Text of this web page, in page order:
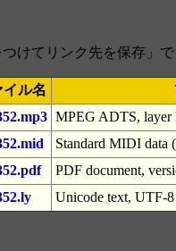
けてリンク先を保存」で
イル名
MPEG ADTS, layer
Standard MIDI data
PDF document,
Unicode text, UTF-